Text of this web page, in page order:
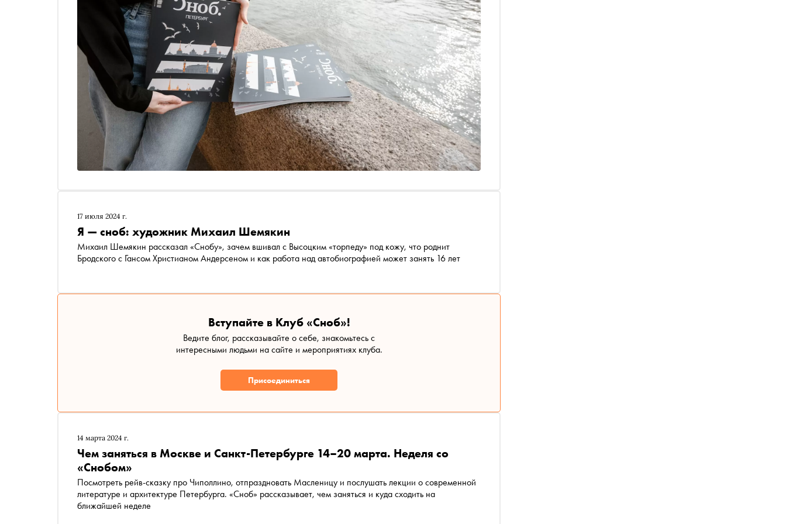
17 июля 2024 г.
Я — сноб: художник Михаил Шемякин
Михаил Шемякин рассказал «Снобу», зачем вшивал с Высоцким «торпеду» под кожу, что роднит
Бродского с Гансом Христианом Андерсеном и как работа над автобиографией может занять 16 лет
Вступайте в Клуб «Сноб»!
Ведите блог, рассказывайте о себе, знакомьтесь с
интересными людьми на сайте и мероприятиях клуба.
Присоединиться
14 марта 2024 г.
Чем заняться в Москве и Санкт-Петербурге 14–20 марта. Неделя со
«Снобом»
Посмотреть рейв-сказку про Чиполлино, отпраздновать Масленицу и послушать лекции о современной
литературе и архитектуре Петербурга. «Сноб» рассказывает, чем заняться и куда сходить на
ближайшей неделе